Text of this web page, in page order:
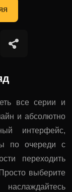
все серии и
и абсолютно
интерфейс,
по очереди с
переходить
выберите